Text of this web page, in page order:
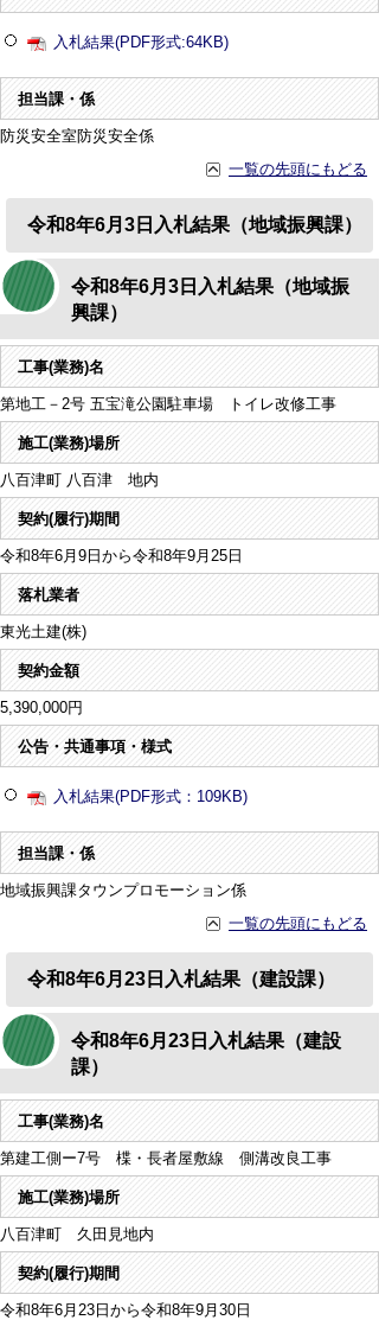
入札結果(PDF形式:64KB)
担当課・係
防災安全室防災安全係
一覧の先頭にもどる
令和8年6月3日入札結果（地域振興課）
令和8年6月3日入札結果（地域振
興課）
工事(業務)名
第地工－2号 五宝滝公園駐車場 トイレ改修工事
施工(業務)場所
八百津町 八百津 地内
契約(履行)期間
令和8年6月9日から令和8年9月25日
落札業者
東光土建(株)
契約金額
5,390,000円
公告・共通事項・様式
入札結果(PDF形式：109KB)
担当課・係
地域振興課タウンプロモーション係
一覧の先頭にもどる
令和8年6月23日入札結果（建設課）
令和8年6月23日入札結果（建設
課）
工事(業務)名
第建工側ー7号 楪・長者屋敷線 側溝改良工事
施工(業務)場所
八百津町 久田見地内
契約(履行)期間
令和8年6月23日から令和8年9月30日